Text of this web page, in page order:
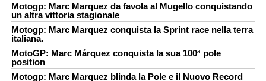
Motogp: Marc Marquez da favola al Mugello conquistando
un altra vittoria stagionale
Motogp: Marc Marquez conquista la Sprint race nella terra
italiana.
MotoGP: Marc Márquez conquista la sua 100ª pole
position
Motogp: Marc Marquez blinda la Pole e il Nuovo Record